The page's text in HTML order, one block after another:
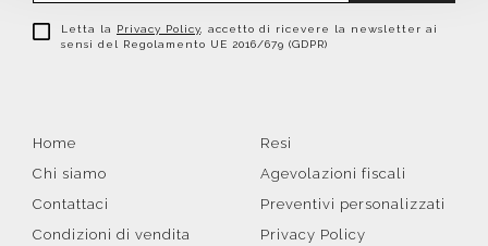
Letta la Privacy Policy , accetto di ricevere la newsletter ai
sensi del Regolamento UE 2016/679 (GDPR)
Home
Chi siamo
Contattaci
Condizioni di vendita
Resi
Agevolazioni fiscali
Preventivi personalizzati
Privacy Policy